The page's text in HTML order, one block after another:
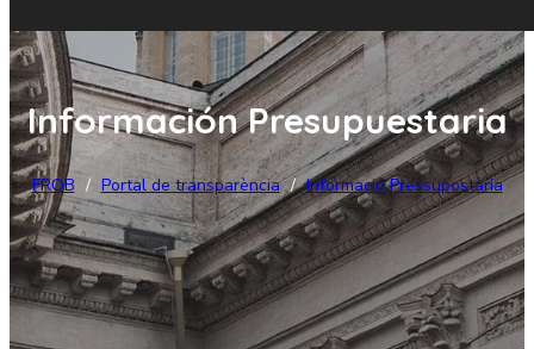
Información Presupuestaria
FROB / Portal de transparència / Informació Pressupostària